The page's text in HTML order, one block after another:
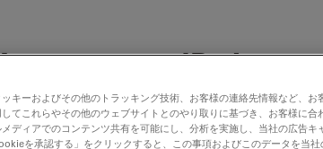
on an iPad
キーおよびその他のトラッキング技術、お客様の連絡先情報など、お
てこれらやその他のウェブサイトとのやり取りに基づき、お客様に合
ディアでのコンテンツ共有を可能にし、分析を実施し、当社の広告キ
を承認する」をクリックすると、この事項およびこのデータを当社